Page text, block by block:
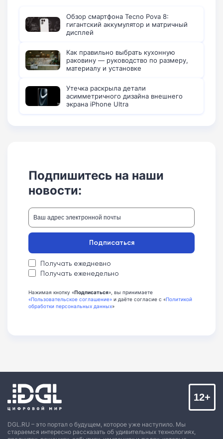
Обзор смартфона Tecno Pova 8:
гигантский аккумулятор и матричный
дисплей
Как правильно выбрать кухонную
раковину — руководство по размеру,
материалу и установке
Утечка раскрыла детали
асимметричного дизайна внешнего
экрана iPhone Ultra
Подпишитесь на наши
новости:
Получать ежедневно
Получать еженедельно
Подписаться
Нажимая кнопку «Подписаться», вы принимаете
«Пользовательское соглашение» и даёте согласие с «Политикой
обработки персональных данных»
DGL.RU – это портал о будущем, которое уже наступило. Мы
стараемся интересно рассказать об удивительных технологиях,
12+